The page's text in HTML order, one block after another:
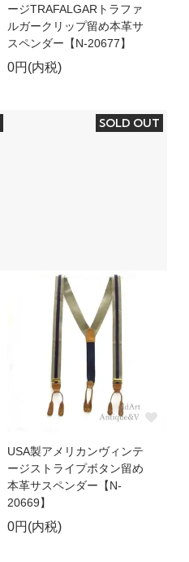
ージTRAFALGARトラファ
ルガークリップ留め本革サ
スペンダー【N-20677】
0円(内税)
SOLD OUT
USA製アメリカンヴィンテ
ージストライプボタン留め
本革サスペンダー【N-
20669】
0円(内税)